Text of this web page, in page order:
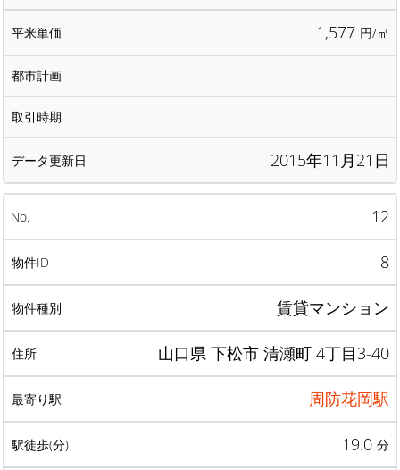
1,577 円/㎡
2015年11月21日
12
8
賃貸マンション
山口県 下松市 清瀬町 4丁目3-40
周防花岡駅
19.0 分